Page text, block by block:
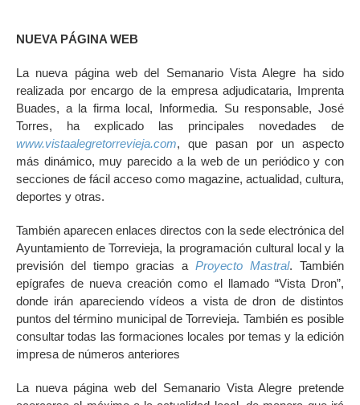
NUEVA PÁGINA WEB
La nueva página web del Semanario Vista Alegre ha sido
realizada por encargo de la empresa adjudicataria, Imprenta
Buades, a la firma local, Informedia. Su responsable, José
Torres, ha explicado las principales novedades de
www.vistaalegretorrevieja.com, que pasan por un aspecto
más dinámico, muy parecido a la web de un periódico y con
secciones de fácil acceso como magazine, actualidad, cultura,
deportes y otras.
También aparecen enlaces directos con la sede electrónica del
Ayuntamiento de Torrevieja, la programación cultural local y la
previsión del tiempo gracias aProyecto Mastral. También
epígrafes de nueva creación como el llamado “Vista Dron”,
donde irán apareciendo vídeos a vista de dron de distintos
puntos del término municipal de Torrevieja. También es posible
consultar todas las formaciones locales por temas y la edición
impresa de números anteriores
La nueva página web del Semanario Vista Alegre pretende